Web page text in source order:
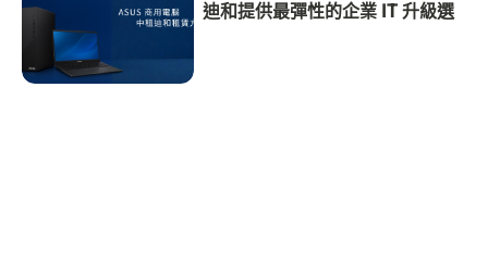
迪和提供最彈性的企業 IT 升級選